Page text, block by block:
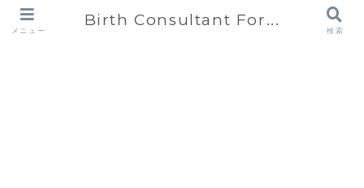
メニュー
Birth Consultant For...
検索